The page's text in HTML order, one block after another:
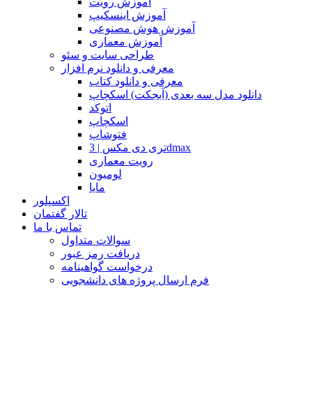
آموزش اینسکیپ
آموزش هوش مصنوعی
آموزش معماری
طراحی سایت و سئو
معرفی و دانلود نرم افزار
معرفی و دانلود کتاب
دانلود مدل سه بعدی (آبجکت) اسکچاپ
اتوکد
اسکچاپ
فتوشاپ
تری دی مکس | 3dmax
رویت معماری
لومیون
مایا
اکسپلور
تالار گفتمان
تماس با ما
سوالات متداول
دریافت رمز عبور
درخواست گواهینامه
فرم ارسال پروژه های دانشجویی